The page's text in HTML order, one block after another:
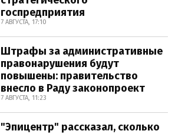
госпредприятия
7 АВГУСТА, 17:10
Штрафы за административные
правонарушения будут
повышены: правительство
внесло в Раду законопроект
7 АВГУСТА, 11:23
"Эпицентр" рассказал, сколько